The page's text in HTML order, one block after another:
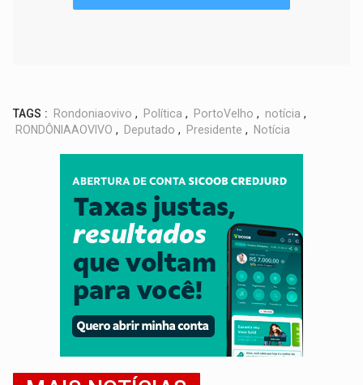
TAGS : Rondoniaovivo , Política , PortoVelho , notícia ,
RONDÔNIAAOVIVO , Deputado , Presidente , Notícia